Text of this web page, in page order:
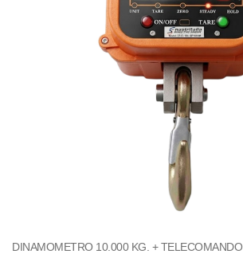
DINAMOMETRO 10.000 KG. + TELECOMANDO